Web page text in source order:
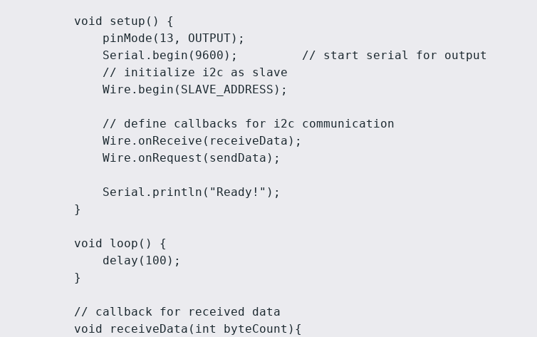
void setup() {
    pinMode(13, OUTPUT);
    Serial.begin(9600);         // start serial for output
    // initialize i2c as slave
    Wire.begin(SLAVE_ADDRESS);
    // define callbacks for i2c communication
    Wire.onReceive(receiveData);
    Wire.onRequest(sendData);
    Serial.println("Ready!");
}
void loop() {
    delay(100);
}
// callback for received data
void receiveData(int byteCount){